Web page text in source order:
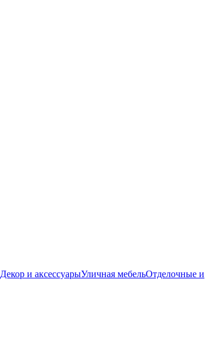
Декор и аксессуарыУличная мебельОтделочные и